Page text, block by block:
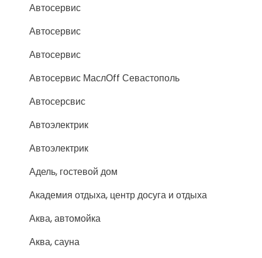
Автосервис
Автосервис
Автосервис
Автосервис МаслОff Севастополь
Автосерсвис
Автоэлектрик
Автоэлектрик
Адель, гостевой дом
Академия отдыха, центр досуга и отдыха
Аква, автомойка
Аква, сауна